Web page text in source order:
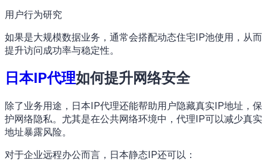
用户行为研究
如果是大规模数据业务，通常会搭配动态住宅IP池使用，从而
提升访问成功率与稳定性。
日本IP代理如何提升网络安全
除了业务用途，日本IP代理还能帮助用户隐藏真实IP地址，保
护网络隐私。尤其是在公共网络环境中，代理IP可以减少真实
地址暴露风险。
对于企业远程办公而言，日本静态IP还可以：